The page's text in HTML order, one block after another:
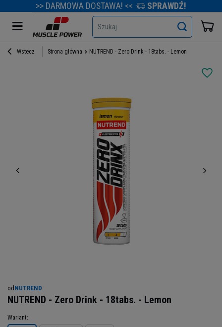
>> DARMOWA DOSTAWA! << SPRAWDŹ!
Szukaj
Wstecz Strona główna NUTREND - Zero Drink - 18tabs. - Lemon
od NUTREND
NUTREND - Zero Drink - 18tabs. - Lemon
Wariant